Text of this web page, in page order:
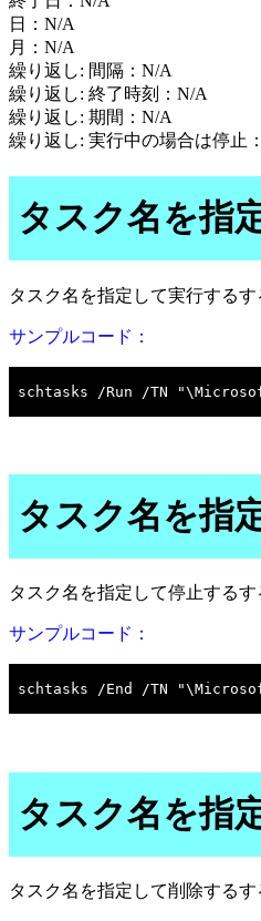
日：N/A
月：N/A
繰り返し: 間隔：N/A
繰り返し: 終了時刻：N/A
繰り返し: 期間：N/A
繰り返し: 実行中の場合は停止
タスク名を指
タスク名を指定して実行するす
サンプルコード：
タスク名を指
タスク名を指定して停止するす
サンプルコード：
タスク名を指
タスク名を指定して削除するす